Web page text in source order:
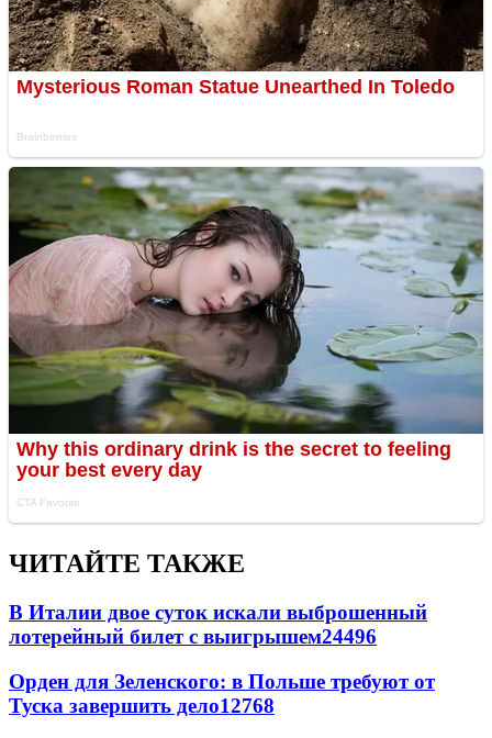
ЧИТАЙТЕ ТАКЖЕ
В Италии двое суток искали выброшенный
лотерейный билет с выигрышем24496
Орден для Зеленского: в Польше требуют от
Туска завершить дело12768